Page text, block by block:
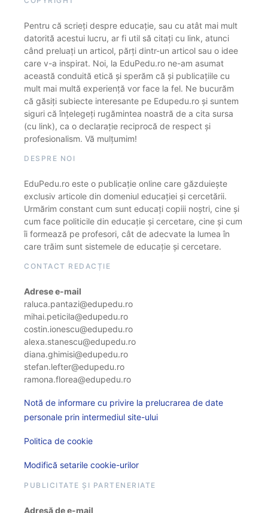
Pentru că scrieți despre educație, sau cu atât mai mult
datorită acestui lucru, ar fi util să citați cu link, atunci
când preluați un articol, părți dintr-un articol sau o idee
care v-a inspirat. Noi, la EduPedu.ro ne-am asumat
această conduită etică și sperăm că și publicațiile cu
mult mai multă experiență vor face la fel. Ne bucurăm
că găsiți subiecte interesante pe Edupedu.ro și suntem
siguri că înțelegeți rugămintea noastră de a cita sursa
(cu link), ca o declarație reciprocă de respect și
profesionalism. Vă mulțumim!
DESPRE NOI
EduPedu.ro este o publicație online care găzduiește
exclusiv articole din domeniul educației și cercetării.
Urmărim constant cum sunt educați copiii noștri, cine și
cum face politicile din educație și cercetare, cine și cum
îi formează pe profesori, cât de adecvate la lumea în
care trăim sunt sistemele de educație și cercetare.
CONTACT REDACȚIE
Adrese e-mail
raluca.pantazi@edupedu.ro
mihai.peticila@edupedu.ro
costin.ionescu@edupedu.ro
alexa.stanescu@edupedu.ro
diana.ghimisi@edupedu.ro
stefan.lefter@edupedu.ro
ramona.florea@edupedu.ro
Notă de informare cu privire la prelucrarea de date
personale prin intermediul site-ului
Politica de cookie
Modifică setarile cookie-urilor
PUBLICITATE ȘI PARTENERIATE
Adresă de e-mail